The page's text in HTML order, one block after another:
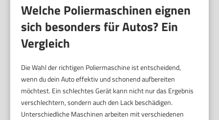
Welche Poliermaschinen eignen
sich besonders für Autos? Ein
Vergleich
Die Wahl der richtigen Poliermaschine ist entscheidend,
wenn du dein Auto effektiv und schonend aufbereiten
möchtest. Ein schlechtes Gerät kann nicht nur das Ergebnis
verschlechtern, sondern auch den Lack beschädigen.
Unterschiedliche Maschinen arbeiten mit verschiedenen